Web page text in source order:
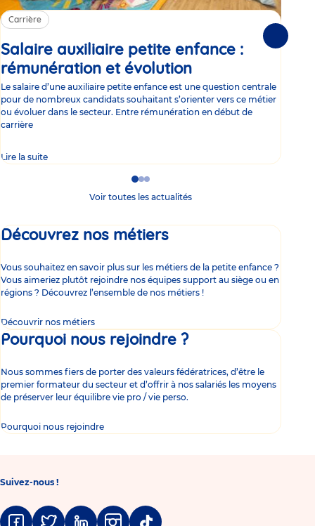
Carrière
Salaire auxiliaire petite enfance :
rémunération et évolution
Le salaire d’une auxiliaire petite enfance est une question centrale
pour de nombreux candidats souhaitant s’orienter vers ce métier
ou évoluer dans le secteur. Entre rémunération en début de
carrière
Lire la suite
Go
to
Go
to
Go
to
Voir toutes les actualités
Découvrez nos métiers
Vous souhaitez en savoir plus sur les métiers de la petite enfance ?
Vous aimeriez plutôt rejoindre nos équipes support au siège ou en
régions ? Découvrez l’ensemble de nos métiers !
Découvrir nos métiers
Pourquoi nous rejoindre ?
Nous sommes fiers de porter des valeurs fédératrices, d’être le
premier formateur du secteur et d’offrir à nos salariés les moyens
de préserver leur équilibre vie pro / vie perso.
Pourquoi nous rejoindre
Suivez-nous !